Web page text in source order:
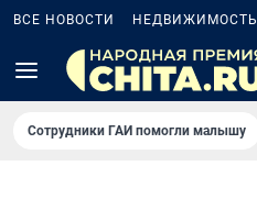
ВСЕ НОВОСТИ НЕДВИЖИМОСТЬ
Сотрудники ГАИ помогли малышу